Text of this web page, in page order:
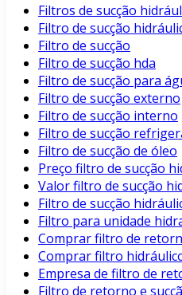
Filtros de sucção
Filtro de sucção
Filtro de sucção
Filtro de sucção hda
Filtro de sucção para
Filtro de sucção externo
Filtro de sucção interno
Filtro de sucção
Filtro de sucção de óleo
Preço filtro de sucção
Valor filtro de sucção
Filtro de sucção
Filtro para unidade
Comprar filtro de
Comprar filtro
Empresa de filtro de
Filtro de retorno e